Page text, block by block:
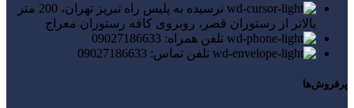
نرسیده به پلیس راه تبریز تهران، 200 متر
بالاتر از رستوران قصر، روبروی کافه رستوران معراج
تلفن همراه: 09027186633
تلفن تماس: 09027186633
پرفروش‌ها